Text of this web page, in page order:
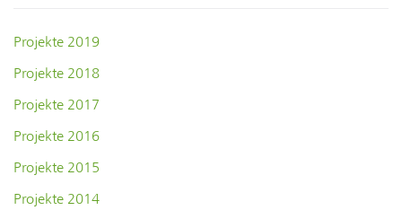
Projekte 2019
Projekte 2018
Projekte 2017
Projekte 2016
Projekte 2015
Projekte 2014